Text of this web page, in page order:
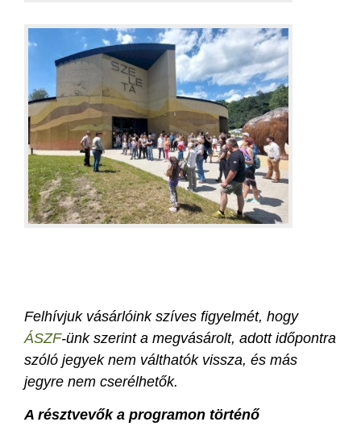
Felhívjuk vásárlóink szíves figyelmét, hogy
ÁSZF-ünk szerint a megvásárolt, adott időpontra
szóló jegyek nem válthatók vissza, és más
jegyre nem cserélhetők.
A résztvevők a programon történő